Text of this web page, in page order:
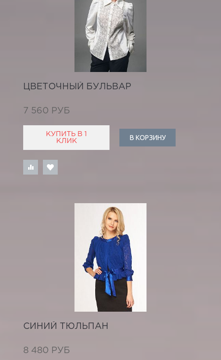
ЦВЕТОЧНЫЙ БУЛЬВАР
7 560 РУБ
КУПИТЬ В 1
КЛИК
В КОРЗИНУ
СИНИЙ ТЮЛЬПАН
8 480 РУБ